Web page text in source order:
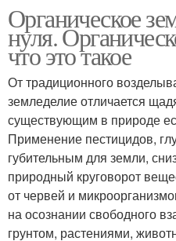
Органическое
нуля.
что это такое
От традиционного
земледелие отличается
существующим в природе
Применение пестицидов,
губительным для земли,
природный круговорот
от червей и
на осознании свободного
грунтом, растениями,